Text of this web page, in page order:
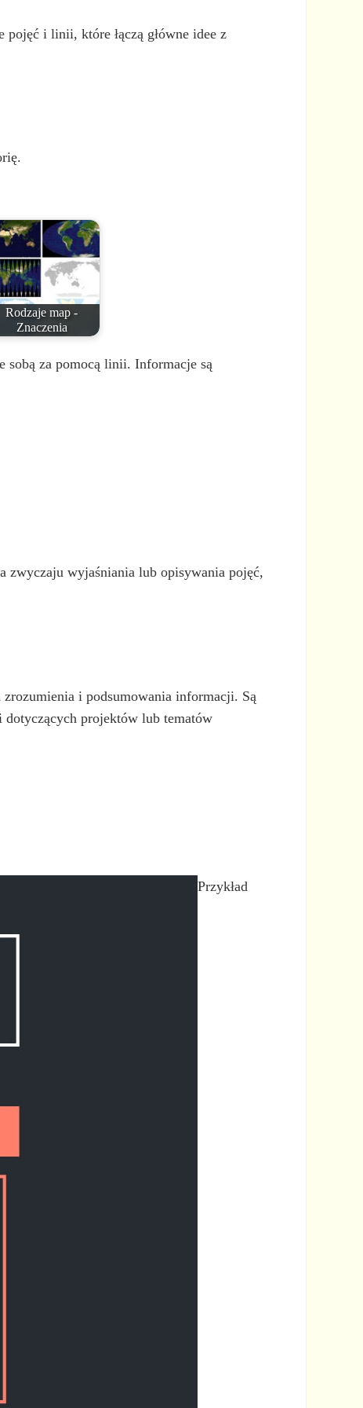
i linii, które łączą główne idee z
Rodzaje map -
Znaczenia
sobą za pomocą linii. Informacje są
zwyczaju wyjaśniania lub opisywania pojęć,
zrozumienia i podsumowania informacji. Są
dotyczących projektów lub tematów
Przykład